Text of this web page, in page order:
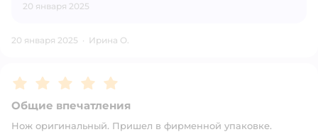
20 января 2025
20 января 2025 · Ирина О.
Рейтинг:5
Общие впечатления
Нож оригинальный. Пришел в фирменной упаковке.